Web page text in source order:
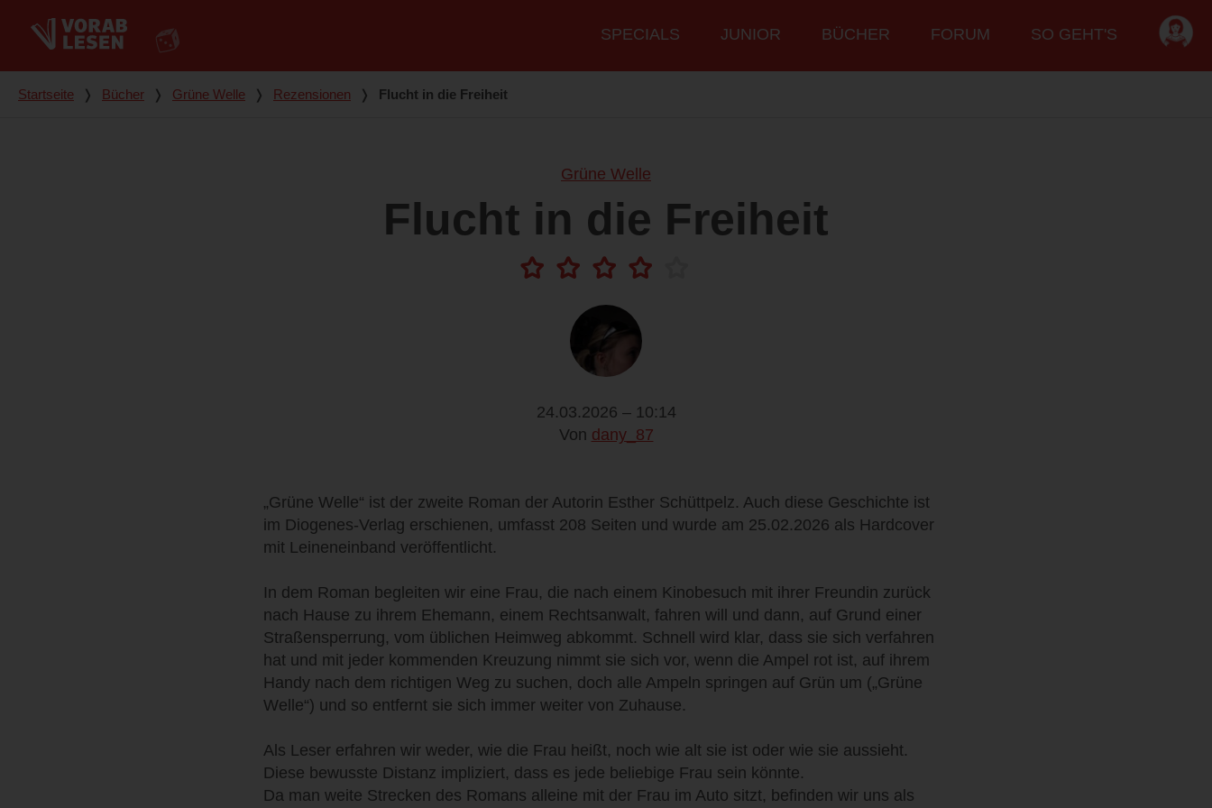
Hauptmenü
SPECIALS JUNIOR BÜCHER FORUM SO GEHT'S
Du bist hier
Startseite ❭ Bücher ❭ Grüne Welle ❭ Rezensionen ❭ Flucht in die Freiheit
Grüne Welle
Flucht in die Freiheit
24.03.2026 – 10:14
Von dany_87
„Grüne Welle“ ist der zweite Roman der Autorin Esther Schüttpelz. Auch diese Geschichte ist
im Diogenes-Verlag erschienen, umfasst 208 Seiten und wurde am 25.02.2026 als Hardcover
mit Leineneinband veröffentlicht.
In dem Roman begleiten wir eine Frau, die nach einem Kinobesuch mit ihrer Freundin zurück
nach Hause zu ihrem Ehemann, einem Rechtsanwalt, fahren will und dann, auf Grund einer
Straßensperrung, vom üblichen Heimweg abkommt. Schnell wird klar, dass sie sich verfahren
hat und mit jeder kommenden Kreuzung nimmt sie sich vor, wenn die Ampel rot ist, auf ihrem
Handy nach dem richtigen Weg zu suchen, doch alle Ampeln springen auf Grün um („Grüne
Welle“) und so entfernt sie sich immer weiter von Zuhause.
Als Leser erfahren wir weder, wie die Frau heißt, noch wie alt sie ist oder wie sie aussieht.
Diese bewusste Distanz impliziert, dass es jede beliebige Frau sein könnte.
Da man weite Strecken des Romans alleine mit der Frau im Auto sitzt, befinden wir uns als